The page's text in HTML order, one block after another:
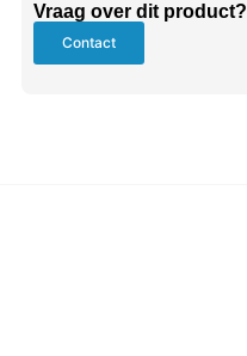
Vraag over dit product?
Contact